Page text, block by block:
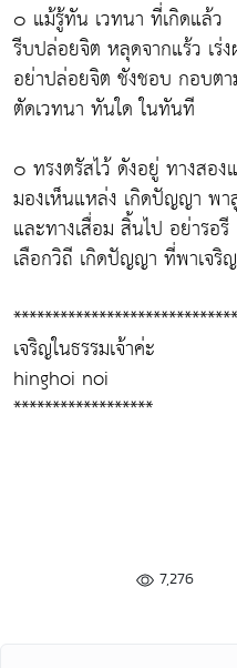
๐ แม้รู้ทัน เวทนา ที่เกิดแล้ว
รีบปล่อยจิต หลุดจากแร้ว เร่
อย่าปล่อยจิต ชังชอบ กอบตา
ตัดเวทนา ทันใด ในทันที
๐ ทรงตรัสไว้ ดังอยู่ ทางสอง
มองเห็นแหล่ง เกิดปัญญา พา
และทางเสื่อม สิ้นไป อย่ารอรี
เลือกวิถี เกิดปัญญา ที่พาเจริ
*****************************
เจริญในธรรมเจ้าค่ะ
hinghoi noi
******************
7,276